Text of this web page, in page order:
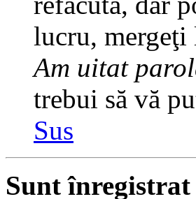
lucru, mergeţi
Am uitat
trebui să vă
Sus
Sunt